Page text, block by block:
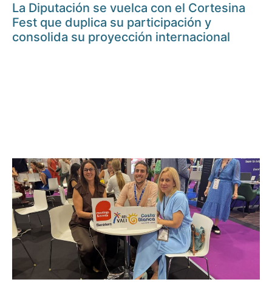
La Diputación se vuelca con el Cortesina
Fest que duplica su participación y
consolida su proyección internacional